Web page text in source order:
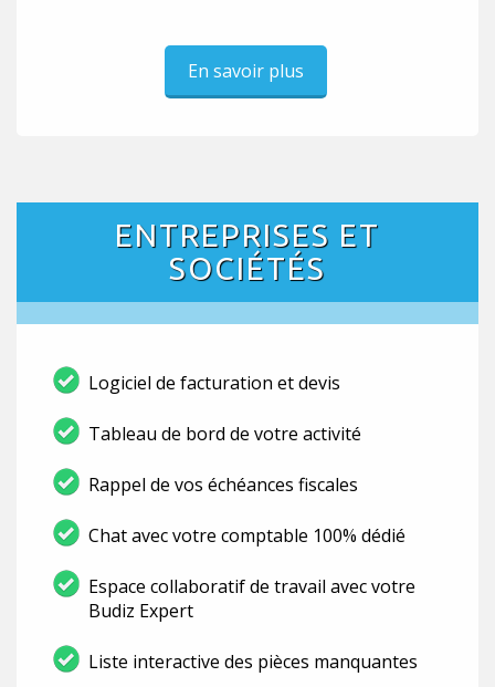
En savoir plus
ENTREPRISES ET
SOCIÉTÉS
Logiciel de facturation et devis
Tableau de bord de votre activité
Rappel de vos échéances fiscales
Chat avec votre comptable 100% dédié
Espace collaboratif de travail avec votre
Budiz Expert
Liste interactive des pièces manquantes